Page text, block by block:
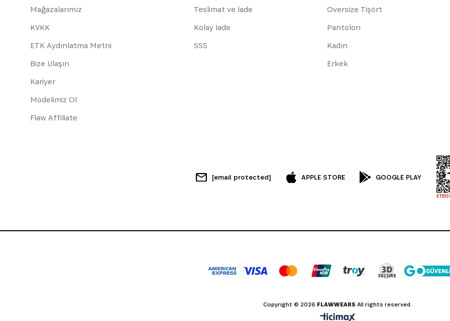
Mağazalarımız
KVKK
ETK Aydınlatma Metni
Bize Ulaşın
Kariyer
Modelimiz Ol
Flaw Affiliate
Teslimat ve İade
Kolay İade
SSS
Oversize Tişört
Pantolon
Kadın
Erkek
[email protected] APPLE STORE GOOGLE PLAY
Copyright © 2026 FLAWWEARS All rights reserved.